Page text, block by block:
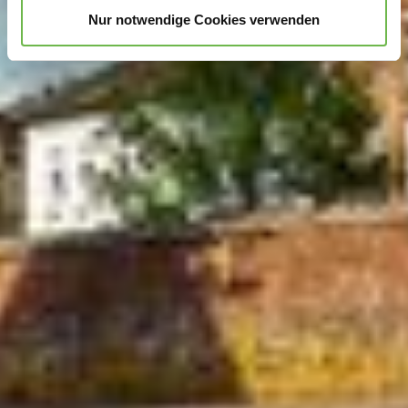
erhobenen Daten in den USA durch Google und
YouTube:Indem Sie auf "Gerne Alle annehmen" oder
Präferenzen, Statistiken oder Marketing ankreuzen und
auf „Auswahl manuell festlegen“ klicken, willigen Sie
zugleich gem. Art. 49 Abs. 1 S. 1 lit. a DSGVO ein, dass
Ihre Daten in den USA verarbeitet werden. Die USA
werden vom Europäischen Gerichtshof als ein Land mit
einem nach EU-Standards unzureichendem
Datenschutzniveau eingeschätzt. Es besteht
insbesondere das Risiko, dass Ihre Daten durch US-
Behörden, zu Kontroll- und zu Überwachungszwecken,
möglicherweise auch ohne Rechtsbehelfsmöglichkeiten,
verarbeitet werden können. Wenn Sie auf "Auswahl
manuell festlegen" klicken und keine der optionalen
Boxen (Präferenzen, Statistiken oder Marketing
ausgewählt haben, findet die vorgehend beschriebene
Übermittlung nicht statt. Weitere Informationen erhalten
Sie in unseren Datenschutzhinweisen.
Ausführlich informieren wir Sie darüber gerne hier:
Nur notwendige Cookies verwenden